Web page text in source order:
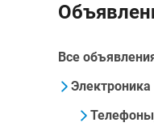
Все
Электроника